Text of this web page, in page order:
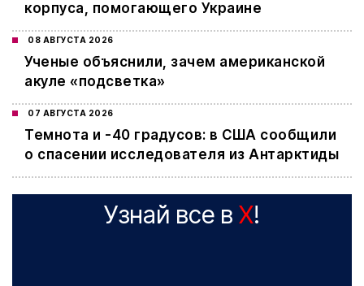
корпуса, помогающего Украине
08 АВГУСТА 2026
Ученые объяснили, зачем американской
акуле «подсветка»
07 АВГУСТА 2026
Темнота и -40 градусов: в США сообщили
о спасении исследователя из Антарктиды
Узнай все в X!